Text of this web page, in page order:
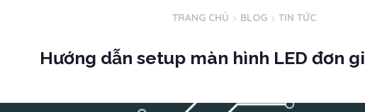
TRANG CHỦ BLOG TIN TỨC
Hướng dẫn setup màn hình LED đơn